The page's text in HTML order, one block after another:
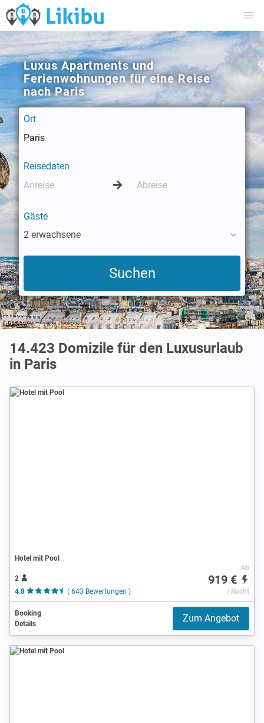
Luxus Apartments und
Ferienwohnungen für eine Reise
nach Paris
Ort
Reisedaten
Gäste
2 erwachsene
14.423 Domizile für den Luxusurlaub
in Paris
Hotel mit Pool
2
4.8
( 643 Bewertungen )
Ab
919 €
/ Nacht
Booking
Details
Zum Angebot